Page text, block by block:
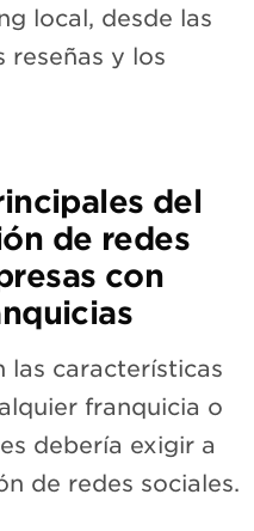
local, desde las
reseñas y los
del
de redes
con
las características
franquicia o
debería exigir a
de redes sociales.